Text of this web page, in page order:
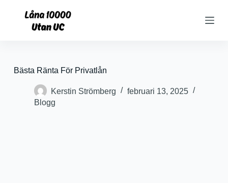
oBästa Ränta För Privatlån
Kerstin Strömberg
februari 13, 2025
Blogg